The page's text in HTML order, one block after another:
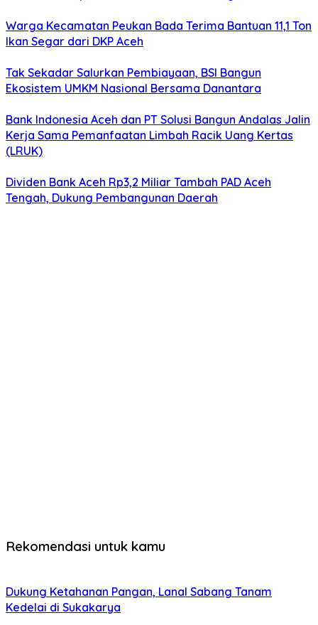
Warga Kecamatan Peukan Bada Terima Bantuan 11,1 Ton
Ikan Segar dari DKP Aceh
Tak Sekadar Salurkan Pembiayaan, BSI Bangun
Ekosistem UMKM Nasional Bersama Danantara
Bank Indonesia Aceh dan PT Solusi Bangun Andalas Jalin
Kerja Sama Pemanfaatan Limbah Racik Uang Kertas
(LRUK)
Dividen Bank Aceh Rp3,2 Miliar Tambah PAD Aceh
Tengah, Dukung Pembangunan Daerah
Rekomendasi untuk kamu
Dukung Ketahanan Pangan, Lanal Sabang Tanam
Kedelai di Sukakarya